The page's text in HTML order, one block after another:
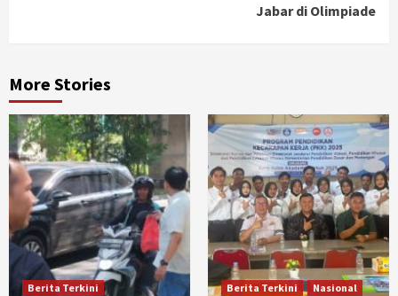
Jabar di Olimpiade
More Stories
Berita Terkini Berita Terkini Nasional